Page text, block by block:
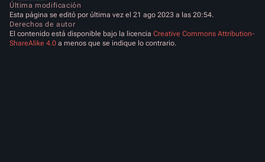
Última modificación
Esta página se editó por última vez el 21 ago 2023 a las 20:54.
Derechos de autor
El contenido está disponible bajo la licencia Creative Commons Attribution-
ShareAlike 4.0 a menos que se indique lo contrario.